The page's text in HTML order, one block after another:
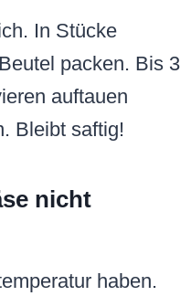
In Stücke
packen. Bis 3
auftauen
Bleibt saftig!
nicht
haben.